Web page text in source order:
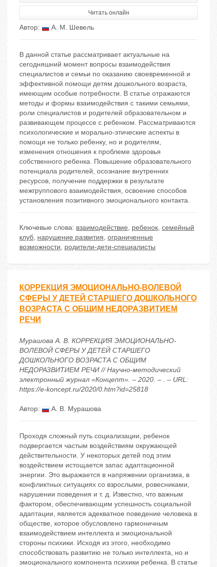
Читать онлайн
Автор: А. М. Шевель
В данной статье рассматривает актуальные на
сегодняшний момент вопросы взаимодействия
специалистов и семьи по оказанию своевременной и
эффективной помощи детям дошкольного возраста,
имеющим особые потребности. В статье отражаются
методы и формы взаимодействия с такими семьями,
роли специалистов и родителей образовательном и
развивающем процессе с ребенком. Рассматриваются
психологические и морально-этические аспекты в
помощи не только ребенку, но и родителям,
изменения отношения к проблеме здоровья
собственного ребенка. Повышение образовательного
потенциала родителей, осознание внутренних
ресурсов, получение поддержки в результате
межгруппового взаимодействия, освоение способов
установления позитивного эмоционального контакта.
Ключевые слова: взаимодействие, ребенок, семейный
клуб, нарушение развития, ограниченные
возможности, родители-дети-специалисты
КОРРЕКЦИЯ ЭМОЦИОНАЛЬНО-ВОЛЕВОЙ
СФЕРЫ У ДЕТЕЙ СТАРШЕГО ДОШКОЛЬНОГО
ВОЗРАСТА С ОБЩИМ НЕДОРАЗВИТИЕМ
РЕЧИ
Мурашова А. В. КОРРЕКЦИЯ ЭМОЦИОНАЛЬНО-
ВОЛЕВОЙ СФЕРЫ У ДЕТЕЙ СТАРШЕГО
ДОШКОЛЬНОГО ВОЗРАСТА С ОБЩИМ
НЕДОРАЗВИТИЕМ РЕЧИ // Научно-методический
электронный журнал «Концепт». – 2020. – . – URL:
https://e-koncept.ru/2020/0.htm?id=25818
Автор: А. В. Мурашова
Проходя сложный путь социализации, ребенок
подвергается частым воздействиям окружающей
действительности. У некоторых детей под этим
воздействием истощается запас адаптационной
энергии. Это выражается в напряжении организма, в
конфликтных ситуациях со взрослыми, ровесниками,
нарушении поведения и т. д. Известно, что важным
фактором, обеспечивающим успешность социальной
адаптации, является адекватное поведение человека в
обществе, которое обусловлено гармоничным
взаимодействием интеллекта и эмоциональной
стороны психики. Исходя из этого, необходимо
способствовать развитию не только интеллекта, но и
эмоционального компонента психики ребенка. В статье